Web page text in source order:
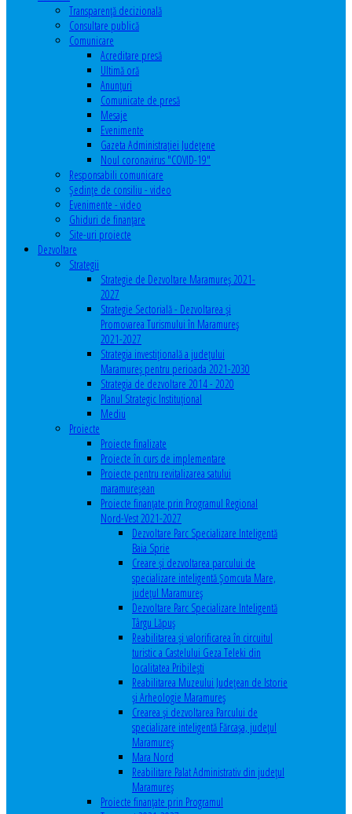
Transparenţă decizională
Consultare publică
Comunicare
Acreditare presă
Ultimă oră
Anunţuri
Comunicate de presă
Mesaje
Evenimente
Gazeta Administraţiei Judeţene
Noul coronavirus "COVID-19"
Responsabili comunicare
Şedinţe de consiliu - video
Evenimente - video
Ghiduri de finanţare
Site-uri proiecte
Dezvoltare
Strategii
Strategie de Dezvoltare Maramureș 2021-
2027
Strategie Sectorială - Dezvoltarea și
Promovarea Turismului în Maramureș
2021-2027
Strategia investiţională a județului
Maramureș pentru perioada 2021-2030
Strategia de dezvoltare 2014 - 2020
Planul Strategic Instituţional
Mediu
Proiecte
Proiecte finalizate
Proiecte în curs de implementare
Proiecte pentru revitalizarea satului
maramureşean
Proiecte finanțate prin Programul Regional
Nord-Vest 2021-2027
Dezvoltare Parc Specializare Inteligentă
Baia Sprie
Creare și dezvoltarea parcului de
specializare inteligentă Șomcuta Mare,
județul Maramureș
Dezvoltare Parc Specializare Inteligentă
Târgu Lăpuș
Reabilitarea și valorificarea în circuitul
turistic a Castelului Geza Teleki din
localitatea Pribilești
Reabilitarea Muzeului Județean de Istorie
și Arheologie Maramureș
Crearea și dezvoltarea Parcului de
specializare inteligentă Fărcașa, județul
Maramureș
Mara Nord
Reabilitare Palat Administrativ din județul
Maramureș
Proiecte finanțate prin Programul